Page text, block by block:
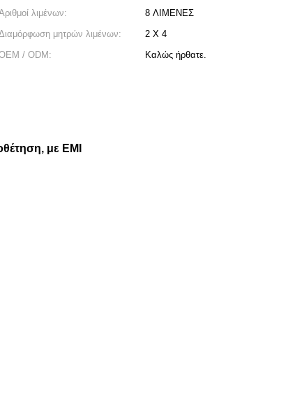
λιμένων:
8 ΛΙΜΕΝΕΣ
μητρών λιμένων:
2 X 4
/ ODM:
Καλώς ήρθατε.
με EMI